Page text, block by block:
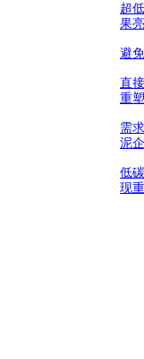
超
果
避
直
重
需
泥
低
现